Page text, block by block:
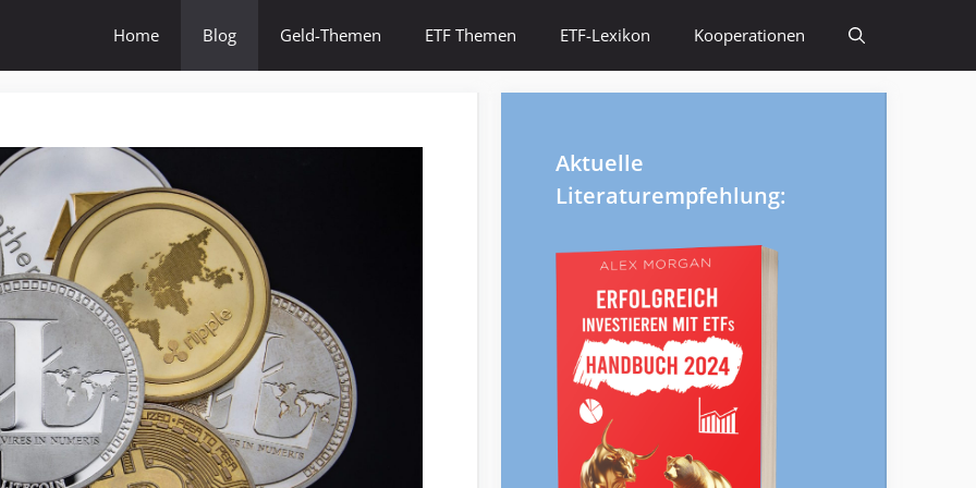
Home Blog Geld-Themen ETF Themen ETF-Lexikon Kooperationen
Aktuelle
Literaturempfehlung: